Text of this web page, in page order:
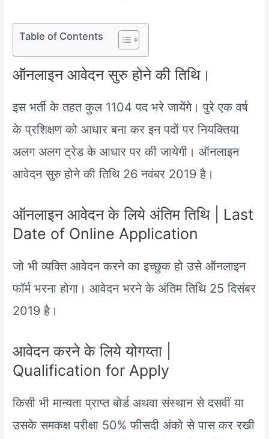
Table of Contents
ऑनलाइन आवेदन सुरु होने की तिथि।
इस भर्ती के तहत कुल 1104 पद भरे जायेंगे। पुरे एक वर्ष
के प्रशिक्षण को आधार बना कर इन पदों पर नियक्तिया
अलग अलग ट्रेड के आधार पर की जायेगी। ऑनलाइन
आवेदन सुरु होने की तिथि 26 नवंबर 2019 है।
ऑनलाइन आवेदन के लिये अंतिम तिथि | Last
Date of Online Application
जो भी व्यक्ति आवेदन करने का इच्छुक हो उसे ऑनलाइन
फॉर्म भरना होगा। आवेदन भरने के अंतिम तिथि 25 दिसंबर
2019 है।
आवेदन करने के लिये योगय्ता |
Qualification for Apply
किसी भी मान्यता प्राप्त बोर्ड अथवा संस्थान से दसवीं या
उसके समकक्ष परीक्षा 50% फीसदी अंको से पास कर रखी